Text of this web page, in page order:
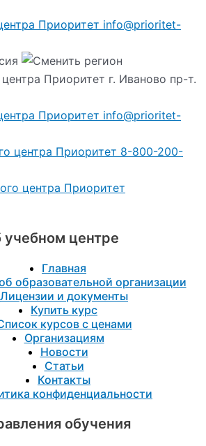
info@prioritet-
г. Иваново пр-т.
info@prioritet-
8-800-200-
учебном центре
Главная
образовательной организации
Лицензии и документы
Купить курс
курсов с ценами
Организациям
Новости
Статьи
Контакты
конфиденциальности
обучения